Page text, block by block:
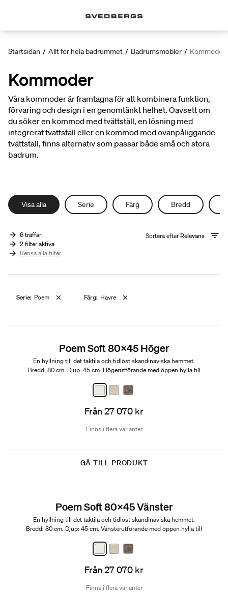
Startsidan / Allt för hela badrummet / Badrumsmöbler / Kommoder
Kommoder
Våra kommoder är framtagna för att kombinera funktion,
förvaring och design i en genomtänkt helhet. Oavsett om
du söker en kommod med tvättställ, en lösning med
integrerat tvättställ eller en kommod med ovanpåliggande
tvättställ, finns alternativ som passar både små och stora
badrum.
Visa alla Serie Färg Bredd
6 träffar
2 filter aktiva
Rensa alla filter
Sortera efterRelevans
Serie: Poem Färg: Havre
Poem Soft 80x45 Höger
En hyllning till det taktila och tidlöst skandinaviska hemmet.
Bredd: 80 cm. Djup: 45 cm. Högerutförande med öppen hylla till
Från 27 070 kr
Finns i flera varianter
GÅ TILL PRODUKT
Poem Soft 80x45 Vänster
En hyllning till det taktila och tidlöst skandinaviska hemmet.
Bredd: 80 cm. Djup: 45 cm. Vänsterutförande med öppen hylla till
Från 27 070 kr
Finns i flera varianter